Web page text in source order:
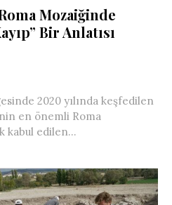
Mozaiğinde
Bir Anlatısı
2020 yılında keşfedilen
en önemli Roma
kabul edilen...